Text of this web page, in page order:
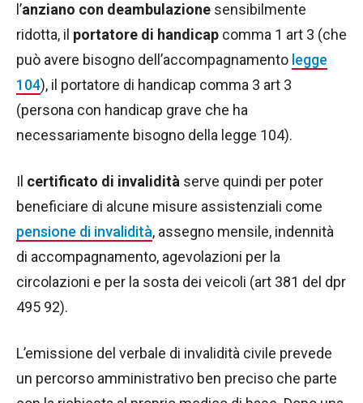
l’anziano con deambulazione sensibilmente
ridotta, il portatore di handicap comma 1 art 3 (che
può avere bisogno dell’accompagnamento legge
104), il portatore di handicap comma 3 art 3
(persona con handicap grave che ha
necessariamente bisogno della legge 104).
Il certificato di invalidità serve quindi per poter
beneficiare di alcune misure assistenziali come
pensione di invalidità, assegno mensile, indennità
di accompagnamento, agevolazioni per la
circolazioni e per la sosta dei veicoli (art 381 del dpr
495 92).
L’emissione del verbale di invalidità civile prevede
un percorso amministrativo ben preciso che parte